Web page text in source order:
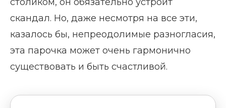
скандал. Но, даже несмотря на все эти,
казалось бы, непреодолимые разногласия,
эта парочка может очень гармонично
существовать и быть счастливой.